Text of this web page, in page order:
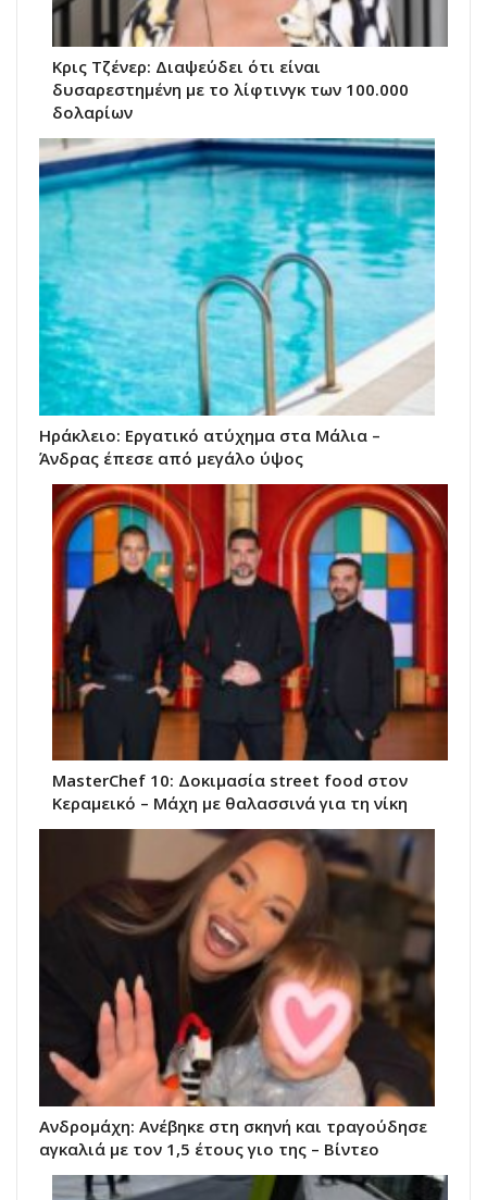
Κρις Τζένερ: Διαψεύδει ότι είναι
δυσαρεστημένη με το λίφτινγκ των 100.000
δολαρίων
Hράκλειο: Εργατικό ατύχημα στα Μάλια –
Άνδρας έπεσε από μεγάλο ύψος
MasterChef 10: Δοκιμασία street food στον
Κεραμεικό – Μάχη με θαλασσινά για τη νίκη
Ανδρομάχη: Ανέβηκε στη σκηνή και τραγούδησε
αγκαλιά με τον 1,5 έτους γιο της – Βίντεο